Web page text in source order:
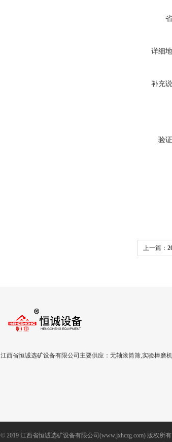
详细
补充
验
上一篇：
江西省恒诚选矿设备有限公司主要供应：无轴滚筒筛,实验棒磨
© 2019 江西省恒诚选矿设备有限公司(www.jxhczg.com) 版权所有